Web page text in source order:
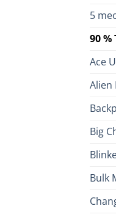
5
90 %
Ace
Alien
Big
Bulk